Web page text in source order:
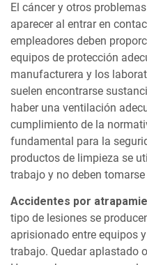
El cáncer y otros
aparecer al entrar en
empleadores deben
equipos de protección
manufacturera y los
suelen encontrarse
haber una ventilación
cumplimiento de la
fundamental para la
productos de limpieza se
trabajo y no deben
Accidentes por
tipo de lesiones se
aprisionado entre equipos
trabajo. Quedar aplastado